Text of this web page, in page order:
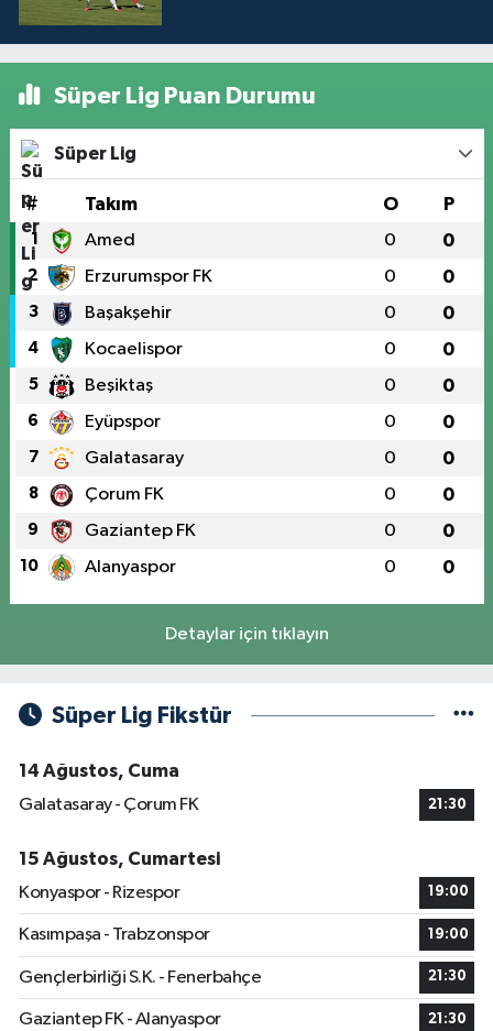
Süper Lig Puan Durumu
Süper Lig
# Takım O P
1 Amed 0 0
2 Erzurumspor FK 0 0
3 Başakşehir 0 0
4 Kocaelispor 0 0
5 Beşiktaş 0 0
6 Eyüpspor 0 0
7 Galatasaray 0 0
8 Çorum FK 0 0
9 Gaziantep FK 0 0
10 Alanyaspor 0 0
Detaylar için tıklayın
Süper Lig Fikstür
14 Ağustos, Cuma
Galatasaray - Çorum FK
21:30
15 Ağustos, Cumartesi
Konyaspor - Rizespor
19:00
Kasımpaşa - Trabzonspor 19:00
Gençlerbirliği S.K. - Fenerbahçe 21:30
Gaziantep FK - Alanyaspor 21:30